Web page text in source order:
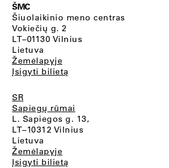
ŠMC
Šiuolaikinio meno centras
Vokiečių g. 2
LT–01130 Vilnius
Lietuva
Žemėlapyje
Įsigyti bilietą
SR
Sapiegų rūmai
L. Sapiegos g. 13,
LT–10312 Vilnius
Lietuva
Žemėlapyje
Įsigyti bilietą